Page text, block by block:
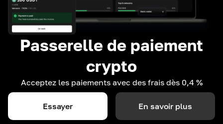
Passerelle de paiement
crypto
Acceptez les paiements avec des frais dès 0,4 %
Essayer En savoir plus